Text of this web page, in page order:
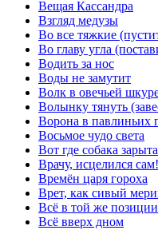
Вещая Кассандра
Взгляд медузы
Во все тяжкие
Во главу угла
Водить за нос
Воды не замутит
Волк в овечьей
Волынку тянуть
Ворона в павлиньих
Восьмое чудо света
Вот где собака
Врачу, исцелился сам!
Времён царя гороха
Врет, как сивый
Всё в той же позиции
Всё вверх дном